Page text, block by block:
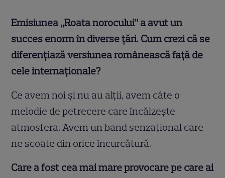
Emisiunea „Roata norocului” a avut un
succes enorm în diverse țări. Cum crezi că se
diferențiază versiunea românească față de
cele internaționale?
Ce avem noi și nu au alții, avem câte o
melodie de petrecere care încălzește
atmosfera. Avem un band senzațional care
ne scoate din orice încurcătură.
Care a fost cea mai mare provocare pe care ai